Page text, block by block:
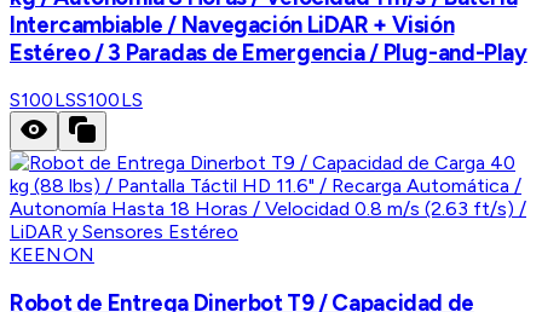
Intercambiable / Navegación LiDAR + Visión
Estéreo / 3 Paradas de Emergencia / Plug-and-Play
S100LSS100LS
KEENON
Robot de Entrega Dinerbot T9 / Capacidad de